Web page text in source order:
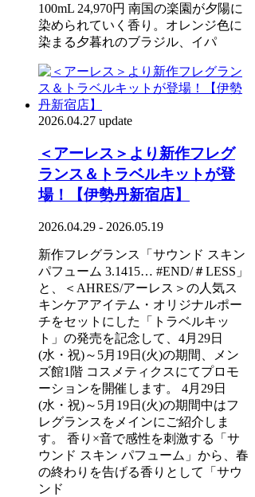
100mL 24,970円 南国の楽園が夕陽に
染められていく香り。オレンジ色に
染まる夕暮れのブラジル、イパ
2026.04.27 update
＜アーレス＞より新作フレグ
ランス＆トラベルキットが登
場！【伊勢丹新宿店】
2026.04.29 - 2026.05.19
新作フレグランス「サウンド スキン
パフューム 3.1415… #END/＃LESS」
と、＜AHRES/アーレス＞の人気ス
キンケアアイテム・オリジナルポー
チをセットにした「トラベルキッ
ト」の発売を記念して、4月29日
(水・祝)～5月19日(火)の期間、メン
ズ館1階 コスメティクスにてプロモ
ーションを開催します。 4月29日
(水・祝)～5月19日(火)の期間中はフ
レグランスをメインにご紹介しま
す。 香り×音で感性を刺激する「サ
ウンド スキン パフューム」から、春
の終わりを告げる香りとして「サウ
ンド